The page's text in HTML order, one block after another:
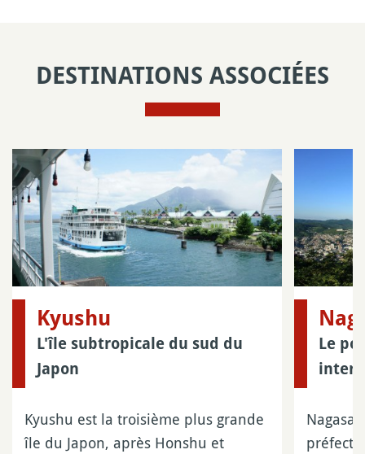
DESTINATIONS ASSOCIÉES
Kyushu
L'île subtropicale du sud du
Japon
Kyushu est la troisième plus grande
île du Japon, après Honshu et
Le